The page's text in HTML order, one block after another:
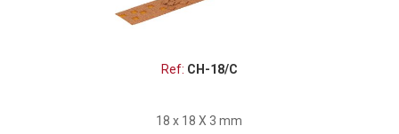
Ref: CH-18/C
18 x 18 X 3 mm